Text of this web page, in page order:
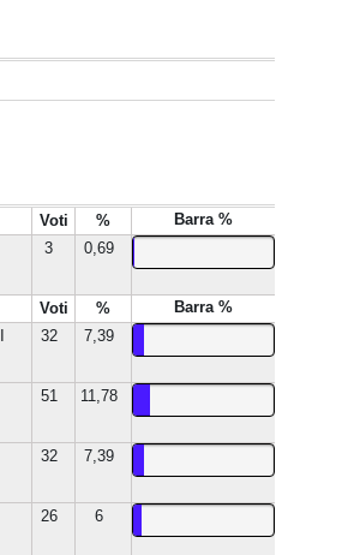
Voti %
Barra %
3 0,69
Voti %
Barra %
32 7,39
51 11,78
32 7,39
26 6